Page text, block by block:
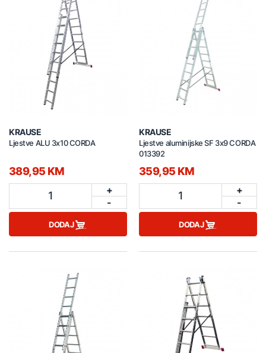
KRAUSE
Ljestve ALU 3x10 CORDA
389,95 KM
1
+
-
DODAJ
KRAUSE
Ljestve aluminijske SF 3x9 CORDA
013392
359,95 KM
1
+
-
DODAJ